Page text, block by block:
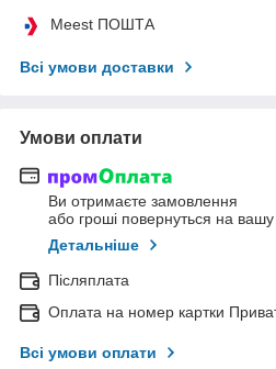
Meest ПОШТА
Всі умови доставки
Умови оплати
Ви отримаєте замовлення
або гроші повернуться на вашу
Детальніше
Післяплата
Оплата на номер картки
Всі умови оплати